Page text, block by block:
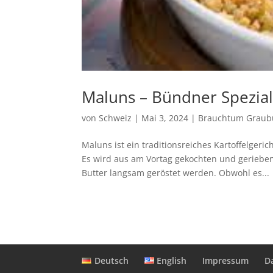
Maluns – Bündner
von Schweiz | Mai 3, 2024 | Brauchtum
Maluns ist ein traditionsreiches
Es wird aus am Vortag gekochten und
Butter langsam geröstet werden. Obwohl es...
Deutsch English Impressum